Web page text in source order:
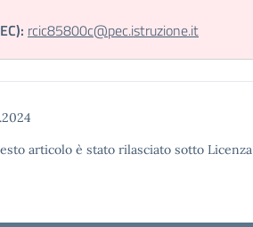
rcic85800c@pec.istruzione.it
articolo è stato rilasciato sotto Licenza